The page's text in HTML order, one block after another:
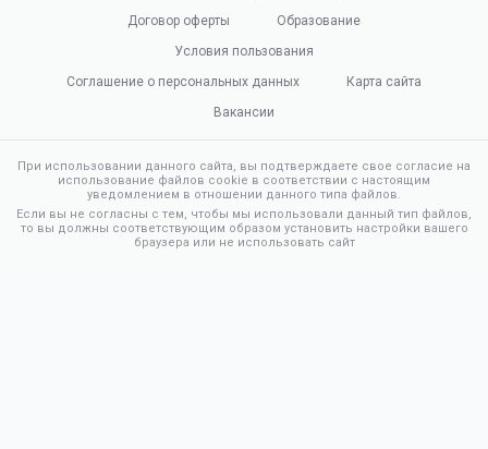
Договор оферты
Образование
Условия пользования
Соглашение о персональных данных
Карта сайта
Вакансии
При использовании данного сайта, вы подтверждаете свое согласие на
использование файлов cookie в соответствии с настоящим
уведомлением в отношении данного типа файлов.
Если вы не согласны с тем, чтобы мы использовали данный тип файлов,
то вы должны соответствующим образом установить настройки вашего
браузера или не использовать сайт